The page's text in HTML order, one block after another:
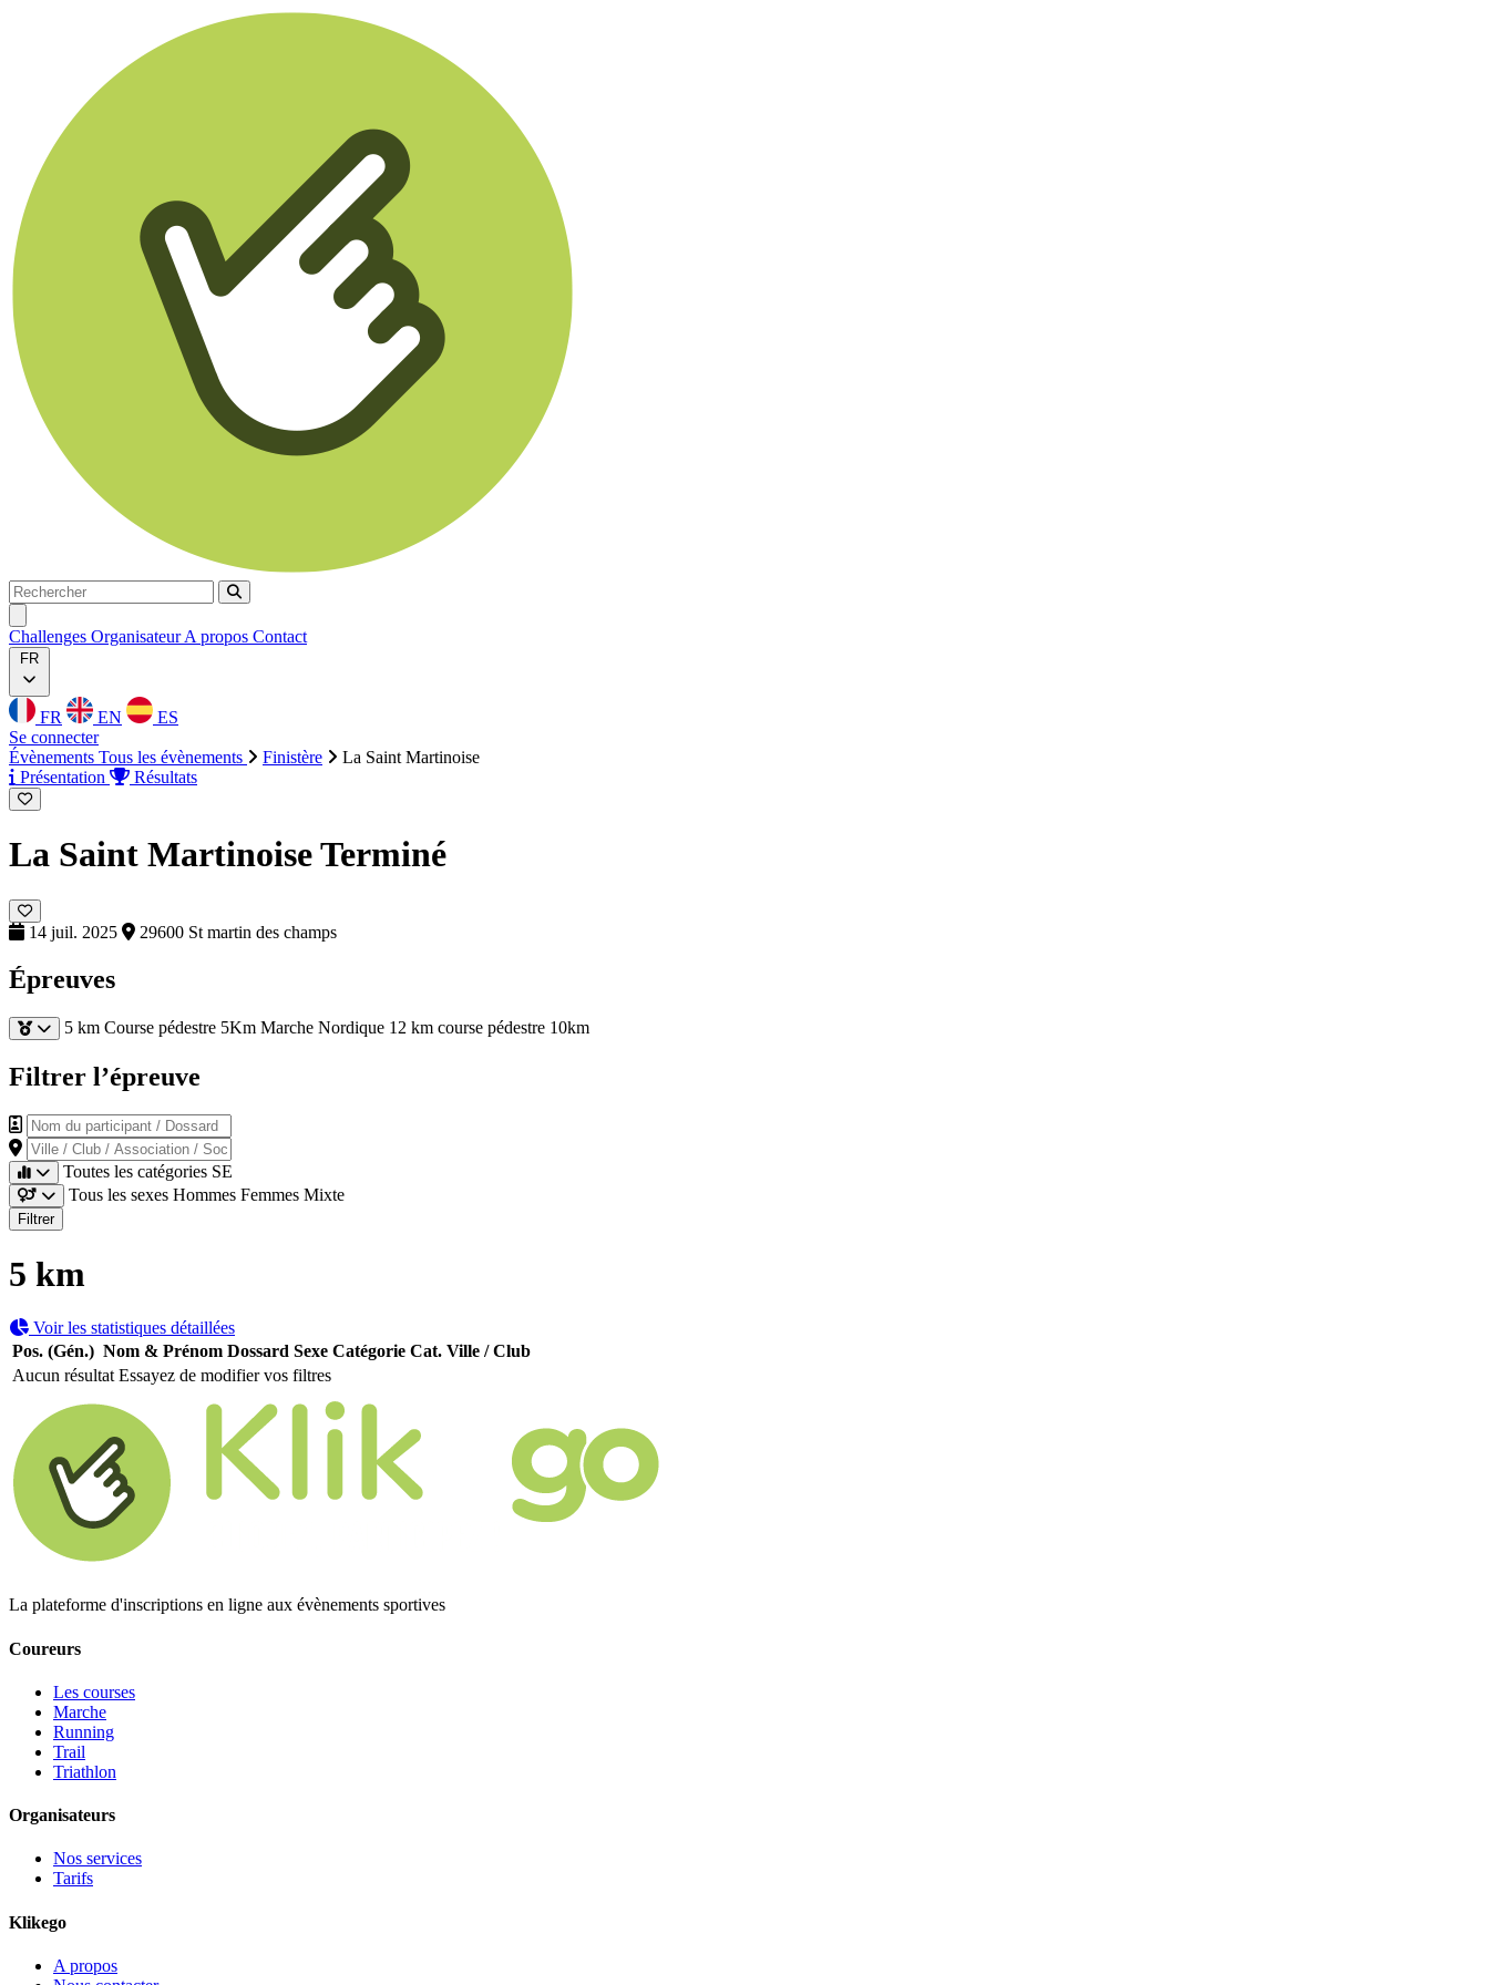
Rechercher
Rechercher
Challenges OrganisateurA propos Contact
FR
FR EN
ES
Se connecter
Évènements Tous les évènements Finistère
La Saint Martinoise
Présentation
Résultats
La Saint MartinoiseTerminé
14 juil. 2025 29600 St martin des champs
Épreuves
5 km Course pédestre 5Km Marche Nordique 12 km course pédestre 10km
Filtrer l’épreuve
Nom du participant / Dossard
Ville / Club / Association / Société
Toutes les catégories SE
Tous les sexes Hommes Femmes Mixte
Filtrer
5 km
Voir les statistiques détaillées
Pos. (Gén.) Nom & Prénom Dossard Sexe Catégorie Cat. Ville / Club
Aucun résultat Essayez de modifier vos filtres
La plateforme d'inscriptions en ligne aux évènements sportives
Coureurs
Les courses
Marche
Running
Trail
Triathlon
Organisateurs
Nos services
Tarifs
Klikego
A propos